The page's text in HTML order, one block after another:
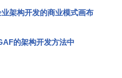
架构开发的商业模式画布
的架构开发方法中